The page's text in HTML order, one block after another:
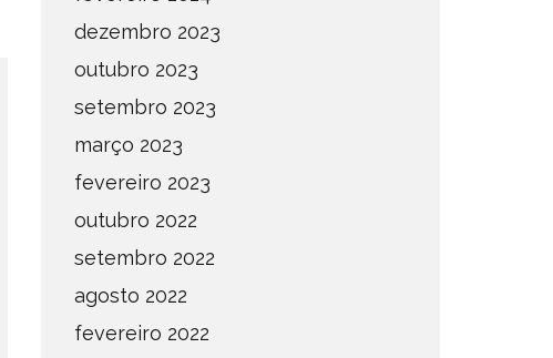
dezembro 2023
outubro 2023
setembro 2023
março 2023
fevereiro 2023
outubro 2022
setembro 2022
agosto 2022
fevereiro 2022